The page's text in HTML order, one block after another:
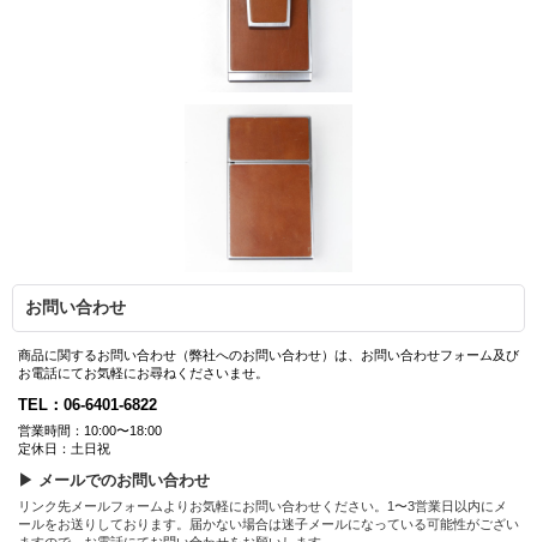
お問い合わせ
商品に関するお問い合わせ（弊社へのお問い合わせ）は、お問い合わせフォーム及び
お電話にてお気軽にお尋ねくださいませ。
TEL：06-6401-6822
営業時間：10:00〜18:00
定休日：土日祝
▶ メールでのお問い合わせ
リンク先メールフォームよりお気軽にお問い合わせください。1〜3営業日以内にメ
ールをお送りしております。届かない場合は迷子メールになっている可能性がござい